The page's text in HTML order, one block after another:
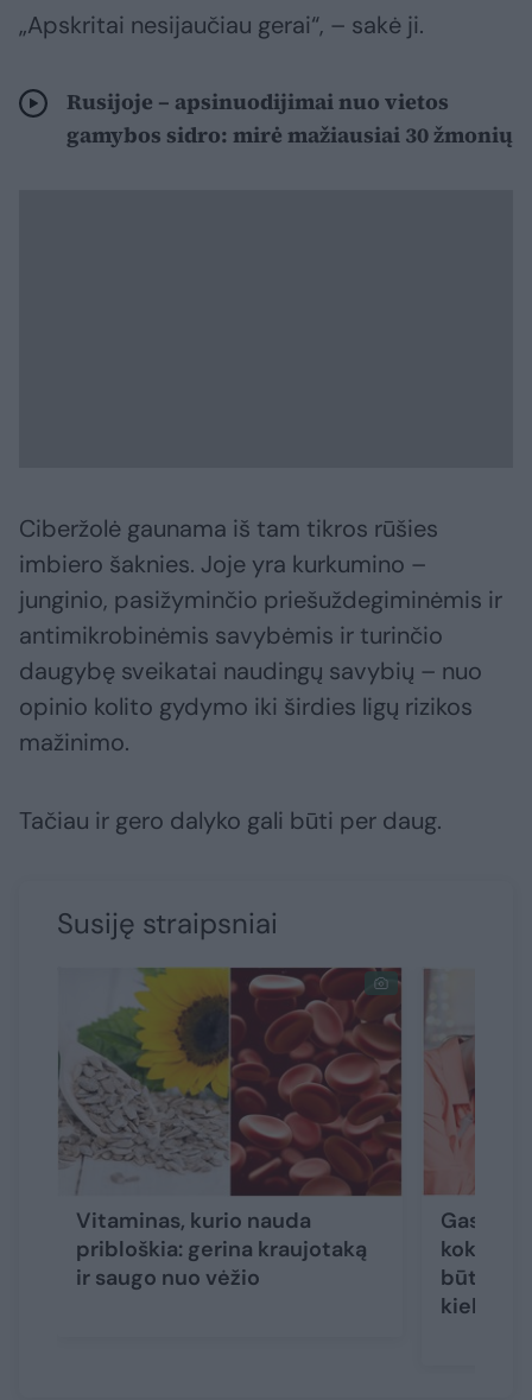
„Apskritai nesijaučiau gerai“, – sakė ji.
Rusijoje – apsinuodijimai nuo vietos
gamybos sidro: mirė mažiausiai 30 žmonių
Ciberžolė gaunama iš tam tikros rūšies
imbiero šaknies. Joje yra kurkumino –
junginio, pasižyminčio priešuždegiminėmis ir
antimikrobinėmis savybėmis ir turinčio
daugybę sveikatai naudingų savybių – nuo
opinio kolito gydymo iki širdies ligų rizikos
mažinimo.
Tačiau ir gero dalyko gali būti per daug.
Susiję straipsniai
Vitaminas, kurio nauda
pribloškia: gerina kraujotaką
ir saugo nuo vėžio
kokius
būtina